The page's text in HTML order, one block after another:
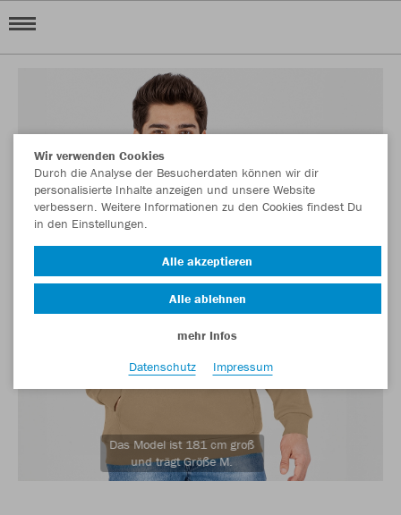
Das Model ist 181 cm groß
und trägt Größe M.
Wir verwenden Cookies
Durch die Analyse der Besucherdaten können wir dir
personalisierte Inhalte anzeigen und unsere Website
verbessern. Weitere Informationen zu den Cookies findest Du
in den Einstellungen.
Alle akzeptieren
Alle ablehnen
mehr Infos
Datenschutz
Impressum